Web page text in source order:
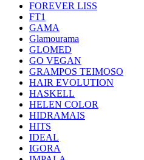
FOREVER LISS
FT1
GAMA
Glamourama
GLOMED
GO VEGAN
GRAMPOS TEIMOSO
HAIR EVOLUTION
HASKELL
HELEN COLOR
HIDRAMAIS
HITS
IDEAL
IGORA